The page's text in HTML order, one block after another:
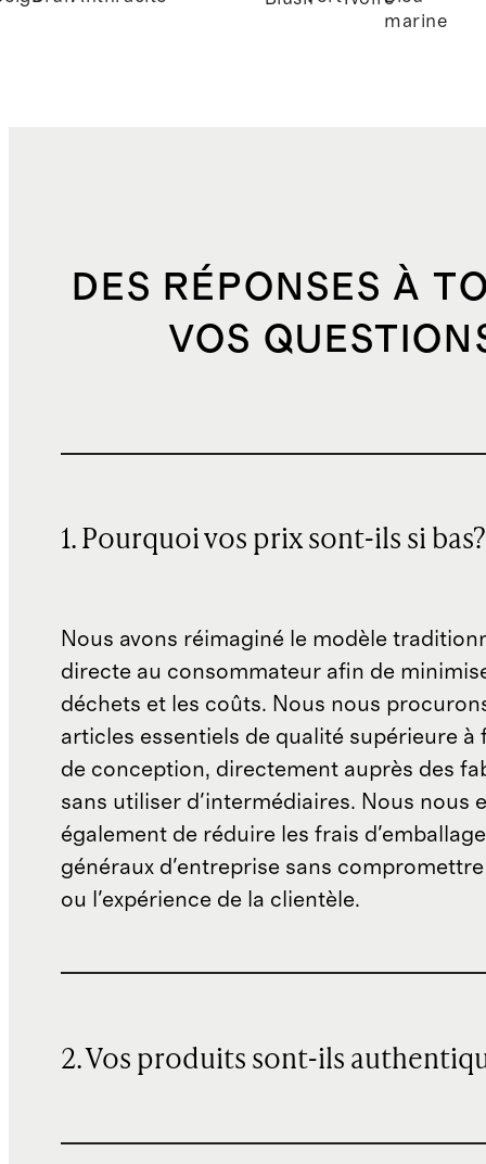
marine
DES RÉPONSES À
VOS
1. Pourquoi vos prix sont-ils si bas?
Nous avons réimaginé le modèle
directe au consommateur afin de
déchets et les coûts. Nous nous
articles essentiels de qualité supérieure à
de conception, directement auprès des
sans utiliser d'intermédiaires. Nous nous
également de réduire les frais
généraux d'entreprise sans
ou l'expérience de la clientèle.
2. Vos produits sont-ils